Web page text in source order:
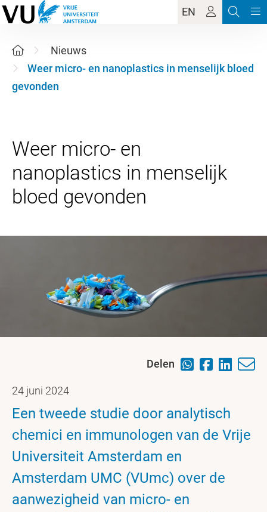
EN
Nieuws
Weer micro- en nanoplastics in menselijk bloed
gevonden
Weer micro- en
nanoplastics in menselijk
Delen
24 juni 2024
Een tweede studie door analytisch
chemici en immunologen van de Vrije
Universiteit Amsterdam en
Amsterdam UMC (VUmc) over de
aanwezigheid van micro- en